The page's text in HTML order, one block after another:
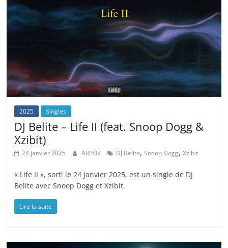
2025 Singles
DJ Belite – Life II (feat. Snoop Dogg &
Xzibit)
24 janvier 2025 ARPOZ DJ Belite,Snoop Dogg,Xzibit
« Life II », sorti le 24 janvier 2025, est un single de DJ
Belite avec Snoop Dogg et Xzibit.
Lire la suite